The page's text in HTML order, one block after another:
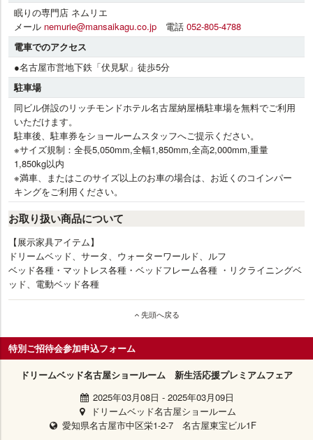
眠りの専門店 ネムリエ
メール nemurie@mansaikagu.co.jp 電話 052-805-4788
電車でのアクセス
●名古屋市営地下鉄「伏見駅」徒歩5分
駐車場
同ビル併設のリッチモンドホテル名古屋納屋橋駐車場を無料でご利用
いただけます。
駐車後、駐車券をショールームスタッフへご提示ください。
※サイズ規制：全長5,050mm,全幅1,850mm,全高2,000mm,重量
1,850kg以内
※満車、またはこのサイズ以上のお車の場合は、お近くのコインパー
キングをご利用ください。
お取り扱い商品について
【展示家具アイテム】
ドリームベッド、サータ、ウォーターワールド、ルフ
ベッド各種・マットレス各種・ベッドフレーム各種 ・リクライニングベ
ッド、電動ベッド各種
先頭へ戻る
特別ご招待会参加申込フォーム
ドリームベッド名古屋ショールーム 新生活応援プレミアムフェア
2025年03月08日 -2025年03月09日
ドリームベッド名古屋ショールーム
愛知県名古屋市中区栄1-2-7 名古屋東宝ビル1F